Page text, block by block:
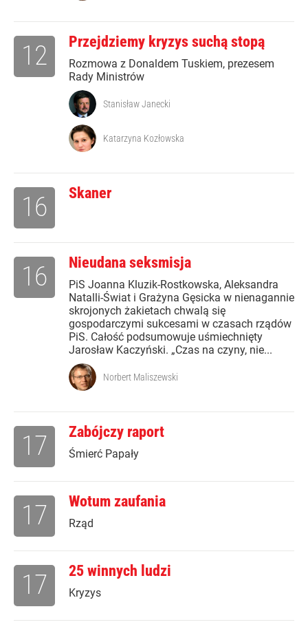
Przejdziemy kryzys suchą stopą
Rozmowa z Donaldem Tuskiem, prezesem
Rady Ministrów
12
Stanisław Janecki
Katarzyna Kozłowska
Skaner
16
Nieudana seksmisja
PiS Joanna Kluzik-Rostkowska, Aleksandra
Natalli-Świat i Grażyna Gęsicka w nienagannie
skrojonych żakietach chwalą się
gospodarczymi sukcesami w czasach rządów
PiS. Całość podsumowuje uśmiechnięty
Jarosław Kaczyński. „Czas na czyny, nie...
16
Norbert Maliszewski
Zabójczy raport
Śmierć Papały
17
Wotum zaufania
Rząd
17
25 winnych ludzi
Kryzys
17